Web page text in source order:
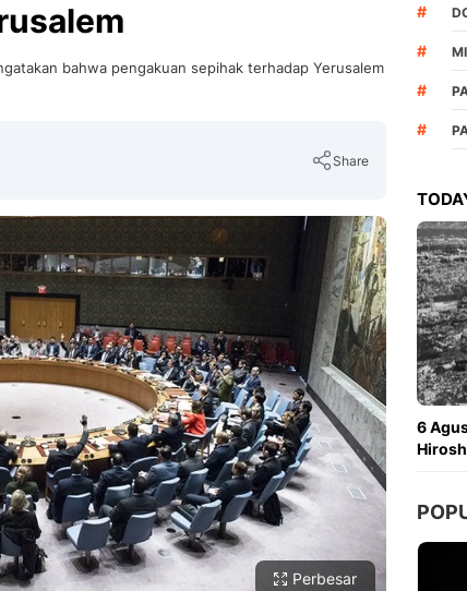
bahwa pengakuan sepihak terhadap Yerusalem
Share
Copy Link
Perbesar
#
#
#
#
6